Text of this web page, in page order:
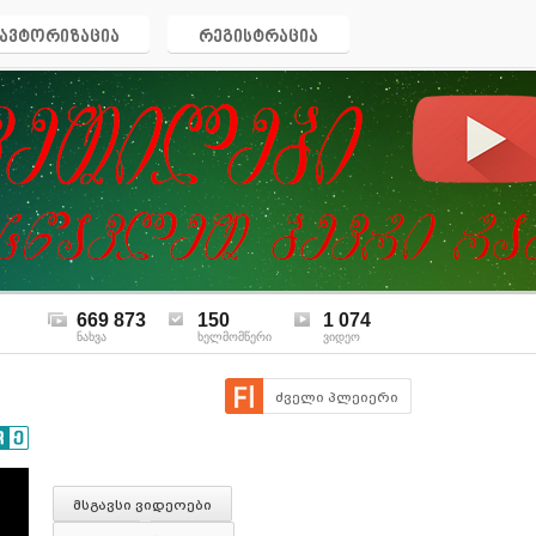
ავტორიზაცია რეგისტრაცია
669 873
ნახვა
150
ხელმომწერი
1 074
ვიდეო
ძველი პლეიერი
მსგავსი ვიდეოები